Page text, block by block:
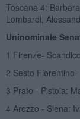
Toscana 4:
Lombardi,
Uninominale
1 Firenze-
2 Sesto
3 Prato - Pistoia:
4 Arezzo - Siena: